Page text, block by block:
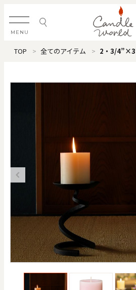
MENU
ログイン・新規会員登録
すべてのアイテム
カテゴリから探す
価格で探す
円
TOP 全てのアイテム 2・3/4”×3”